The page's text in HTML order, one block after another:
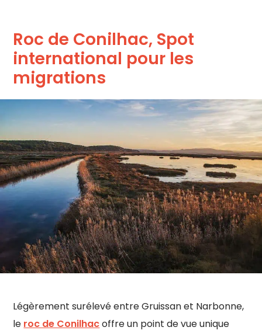
Roc de Conilhac, Spot
international pour les
migrations
Légèrement surélevé entre Gruissan et Narbonne,
le roc de Conilhacoffre un point de vue unique